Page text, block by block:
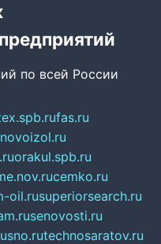
по всей России
fas.ru
novoizol.ru
orakul.spb.ru
cemko.ru
oil.rusuperiorsearch.ru
senovosti.ru
technosaratov.ru